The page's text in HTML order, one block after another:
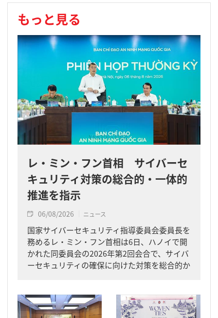
もっと見る
レ・ミン・フン首相 サイバーセ
キュリティ対策の総合的・一体的
推進を指示
06/08/2026 ニュース
国家サイバーセキュリティ指導委員会委員長を
務めるレ・ミン・フン首相は6日、ハノイで開
かれた同委員会の2026年第2回会合で、サイバ
ーセキュリティの確保に向けた対策を総合的か